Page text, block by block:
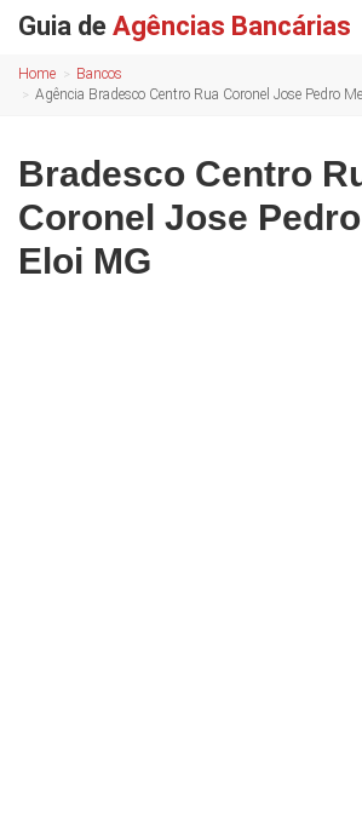
Guia de Agências Bancárias
Home
Bancos
Agência Bradesco Centro Rua Coronel Jose Pedro
Bradesco Centro
Coronel Jose
Eloi MG